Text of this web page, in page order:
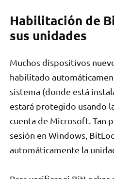
Habilitación de
sus unidades
Muchos dispositivos
habilitado
sistema (donde está
estará protegido usando
cuenta de Microsoft. Tan
sesión en Windows,
automáticamente la